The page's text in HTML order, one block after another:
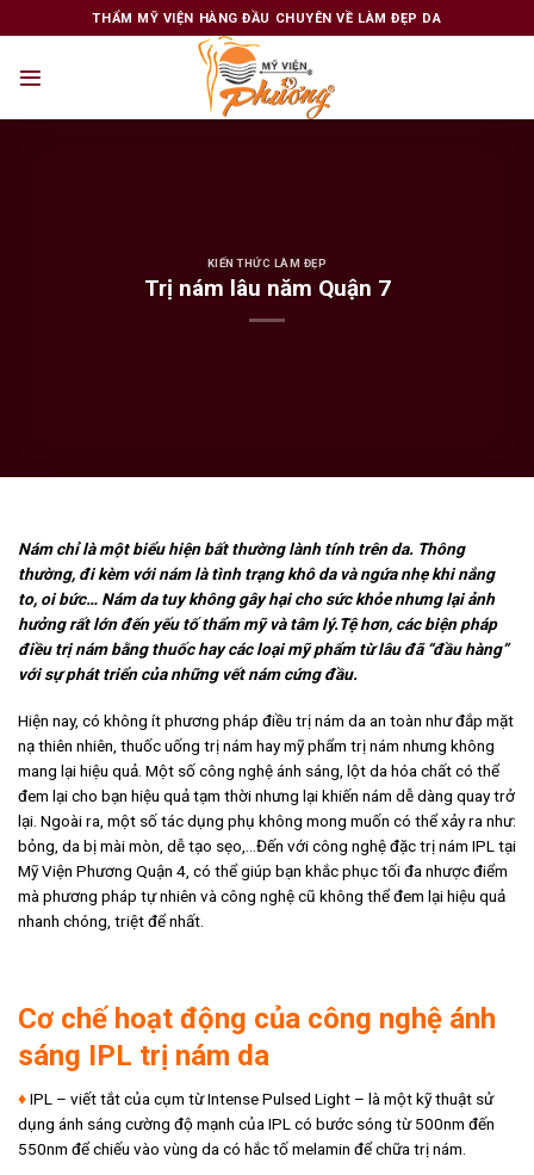
to
THẨM MỸ VIỆN HÀNG ĐẦU CHUYÊN VỀ LÀM ĐẸP DA
KIẾN THỨC LÀM ĐẸP
Trị nám lâu năm Quận 7
Nám chỉ là một biểu hiện bất thường lành tính trên da. Thông
thường, đi kèm với nám là tình trạng khô da và ngứa nhẹ khi nắng
to, oi bức… Nám da tuy không gây hại cho sức khỏe nhưng lại ảnh
hưởng rất lớn đến yếu tố thẩm mỹ và tâm lý.Tệ hơn, các biện pháp
điều trị nám bằng thuốc hay các loại mỹ phẩm từ lâu đã “đầu hàng”
với sự phát triển của những vết nám cứng đầu.
Hiện nay, có không ít phương pháp điều trị nám da an toàn như đắp mặt
nạ thiên nhiên, thuốc uống trị nám hay mỹ phẩm trị nám nhưng không
mang lại hiệu quả. Một số công nghệ ánh sáng, lột da hóa chất có thể
đem lại cho bạn hiệu quả tạm thời nhưng lại khiến nám dễ dàng quay trở
lại. Ngoài ra, một số tác dụng phụ không mong muốn có thể xảy ra như:
bỏng, da bị mài mòn, dễ tạo sẹo,…Đến với công nghệ đặc trị nám IPL tại
Mỹ Viện Phương Quận 4, có thể giúp bạn khắc phục tối đa nhược điểm
mà phương pháp tự nhiên và công nghệ cũ không thể đem lại hiệu quả
nhanh chóng, triệt để nhất.
Cơ chế hoạt động của công nghệ ánh
sáng IPL trị nám da
♦IPL – viết tắt của cụm từ Intense Pulsed Light – là một kỹ thuật sử
dụng ánh sáng cường độ mạnh của IPL có bước sóng từ 500nm đến
550nm để chiếu vào vùng da có hắc tố melamin để chữa trị nám.